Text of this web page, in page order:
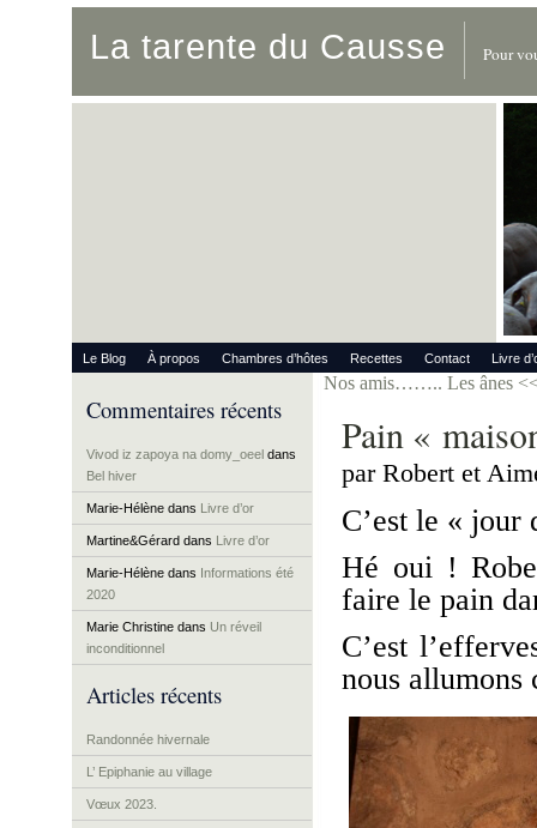
La tarente du Causse Pour
Le Blog À propos Chambres d’hôtes Recettes Contact Livre
Commentaires récents
Vivod iz zapoya na domy_oeel dans
Bel hiver
Marie-Hélène dans Livre d’or
Martine&Gérard dans Livre d’or
Marie-Hélène dans Informations été
2020
Marie Christine dans Un réveil
inconditionnel
Articles récents
Randonnée hivernale
L’ Epiphanie au village
Vœux 2023.
Nos amis…….. Les ânes
Pain «
par Robert et
C’est le « jour
Hé oui !
faire le pain
C’est
nous allumons